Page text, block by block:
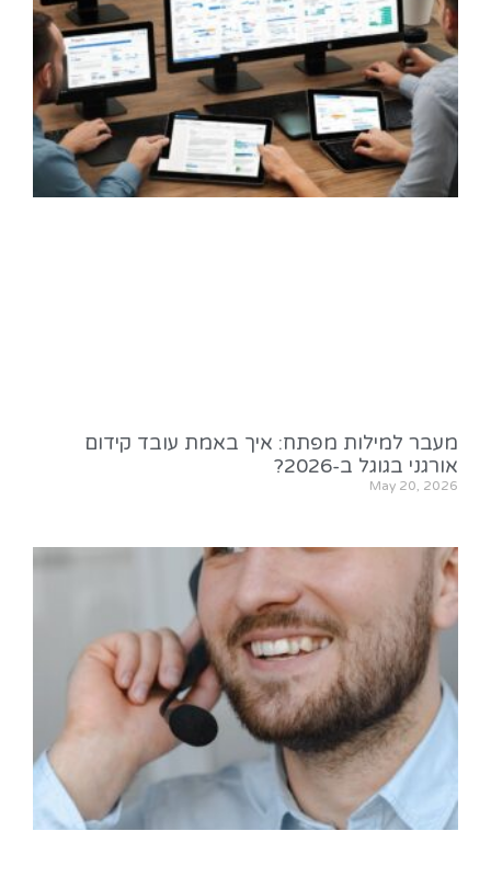
מעבר למילות מפתח: איך באמת עובד קידום
אורגני בגוגל ב-2026?
May 20, 2026